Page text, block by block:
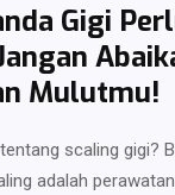
Gigi
Mulutmu!
scaling gigi?
adalah